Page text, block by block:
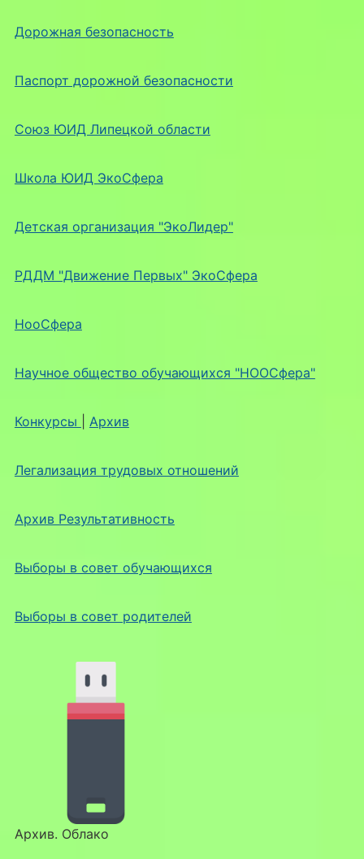
Дорожная безопасность
Паспорт дорожной безопасности
Союз ЮИД Липецкой области
Школа ЮИД ЭкоСфера
Детская организация "ЭкоЛидер"
РДДМ "Движение Первых" ЭкоСфера
НооСфера
Научное общество обучающихся "НООСфера"
Конкурсы Архив
Легализация трудовых отношений
Архив Результативность
Выборы в совет обучающихся
Выборы в совет родителей
Архив. Облако